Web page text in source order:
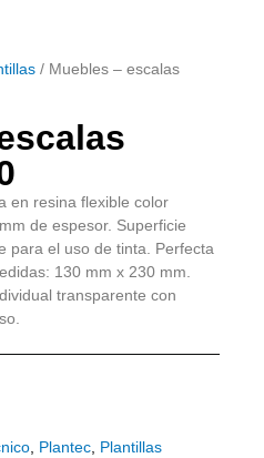
/ Muebles – escalas
en resina flexible color
de espesor. Superficie
para el uso de tinta. Perfecta
130 mm x 230 mm.
transparente con
, Plantec, Plantillas